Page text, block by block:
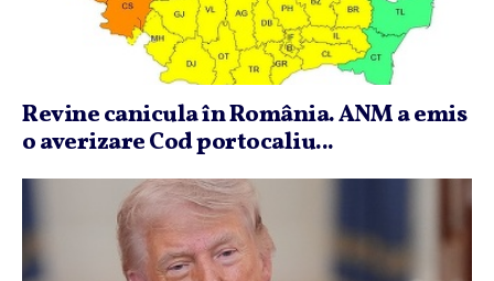
Revine canicula în România. ANM a emis
o averizare Cod portocaliu...